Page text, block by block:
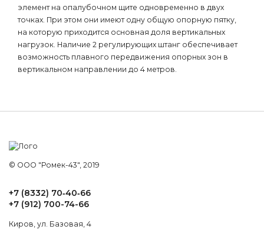
элемент на опалубочном щите одновременно в двух
точках. При этом они имеют одну общую опорную пятку,
на которую приходится основная доля вертикальных
нагрузок. Наличие 2 регулирующих штанг обеспечивает
возможность плавного передвижения опорных зон в
вертикальном направлении до 4 метров.
© ООО "Ромек-43", 2019
+7 (8332) 70‑40‑66
+7 (912) 700-74-66
Киров, ул. Базовая, 4